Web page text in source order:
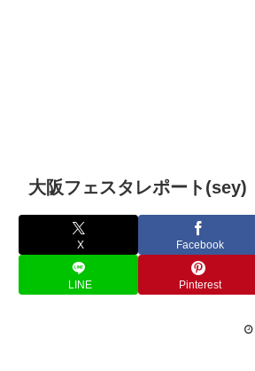
大阪フェスタレポート(sey)
X Facebook
LINE Pinterest